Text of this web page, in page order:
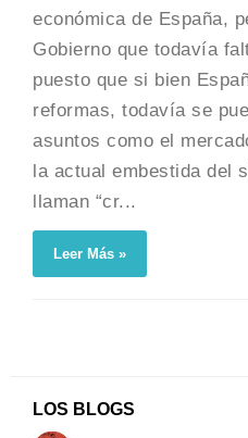
económica de España,
Gobierno que todavía
puesto que si bien
reformas, todavía se
asuntos como el
la actual embestida del
llaman “cr...
Leer Más »
LOS BLOGS